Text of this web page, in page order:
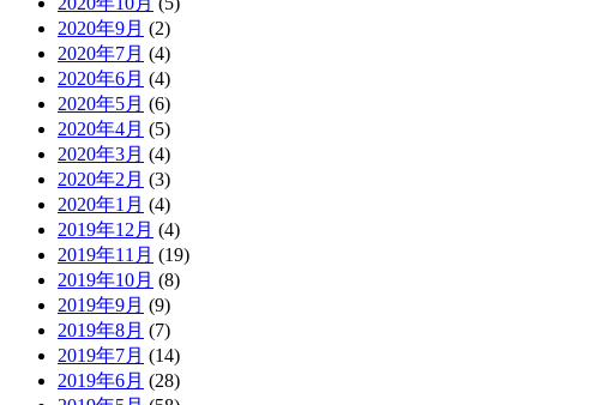
2020年9月 (2)
2020年7月 (4)
2020年6月 (4)
2020年5月 (6)
2020年4月 (5)
2020年3月 (4)
2020年2月 (3)
2020年1月 (4)
2019年12月 (4)
2019年11月 (19)
2019年10月 (8)
2019年9月 (9)
2019年8月 (7)
2019年7月 (14)
2019年6月 (28)